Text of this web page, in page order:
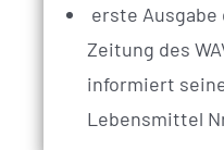
erste
Zeitung des
informiert
Lebensmittel